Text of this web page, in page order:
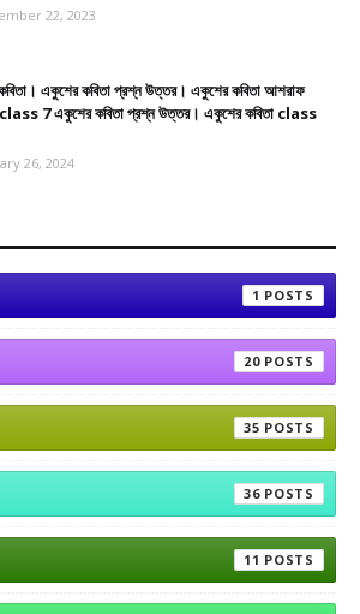
22, 2023
একুশের কবিতা প্রশ্ন উত্তর। একুশের কবিতা আশরাফ
7 একুশের কবিতা প্রশ্ন উত্তর। একুশের কবিতা class
26, 2024
1
20
35
36
11